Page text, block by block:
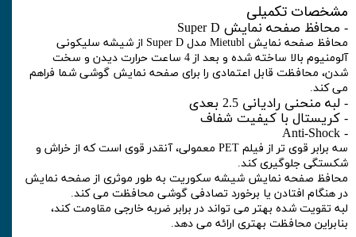
مشخصات تکمیلی
- محافظ صفحه نمایش Super D
محافظ صفحه نمایش Mietubl مدل Super D از شیشه سلیکونی
آلومنیوم بالا ساخته شده و بعد از 4 ساعت حرارت دیدن و سخت
شدن، محافظت قابل اعتمادی را برای صفحه نمایش گوشی شما فراهم
می کند.
- لبه منحنی رادیانی 2.5 بعدی
- کریستال با کیفیت شفاف
- Anti-Shock
سه برابر قوی تر از فیلم PET معمولی، آنقدر قوی است که از خراش و
شکستگی جلوگیری کند.
محافظ صفحه نمایش شیشه سکوریت به طور موثری از صفحه نمایش
در هنگام افتادن یا برخورد تصادفی گوشی محافظت می کند.
لبه تقویت شده بهتر می تواند در برابر ضربه خارجی مقاومت کند،
بنابراین محافظت بهتری ارائه می دهد.